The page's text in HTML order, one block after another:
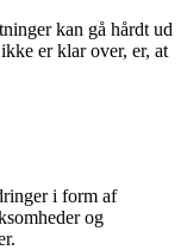
kan gå hårdt ud
er klar over, er, at
i form af
og